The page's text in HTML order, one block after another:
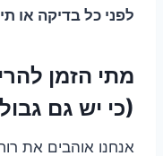
לפני כל בדיקה או
מתי הזמן
(כי יש גם